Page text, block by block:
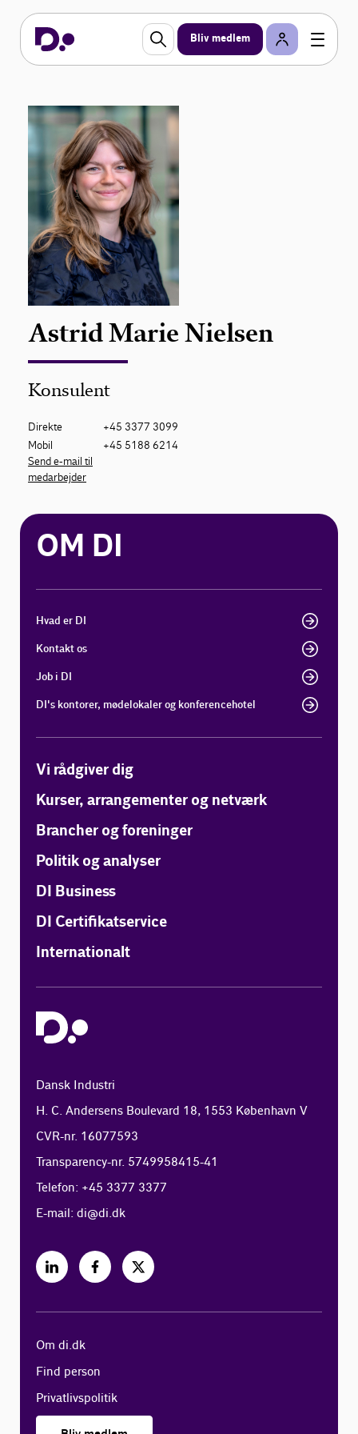
Bliv medlem
Astrid Marie Nielsen
Konsulent
Direkte
+45 3377 3099
Mobil
+45 5188 6214
Send e-mail til
medarbejder
OM DI
Hvad er DI
Kontakt os
Job i DI
DI's kontorer, mødelokaler og konferencehotel
Vi rådgiver dig
Kurser, arrangementer og netværk
Brancher og foreninger
Politik og analyser
DI Business
DI Certifikatservice
Internationalt
Dansk Industri
H. C. Andersens Boulevard 18, 1553 København V
CVR-nr. 16077593
Transparency-nr. 5749958415-41
Telefon: +45 3377 3377
E-mail:di@di.dk
Om di.dk
Find person
Privatlivspolitik